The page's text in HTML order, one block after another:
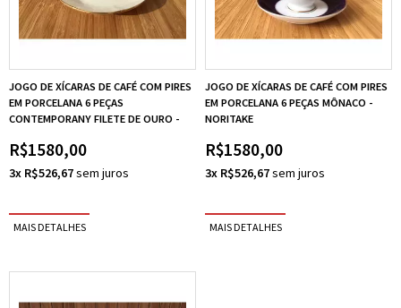
JOGO DE XÍCARAS DE CAFÉ COM PIRES
EM PORCELANA 6 PEÇAS
CONTEMPORANY FILETE DE OURO -
R$1580,00
3x R$526,67
JOGO DE XÍCARAS DE CAFÉ COM PIRES
EM PORCELANA 6 PEÇAS MÔNACO -
NORITAKE
R$1580,00
3x R$526,67